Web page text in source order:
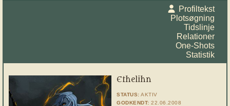
Profiltekst
Plotsøgning
Tidslinje
Relationer
One-Shots
Statistik
Ethelihn
STATUS: AKTIV
GODKENDT: 22.06.2008